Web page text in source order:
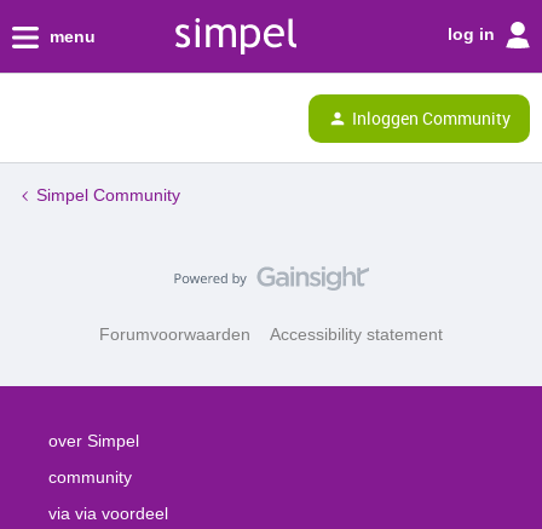
menu log in
Inloggen Community
Simpel Community
Forumvoorwaarden Accessibility statement
over Simpel
community
via via voordeel